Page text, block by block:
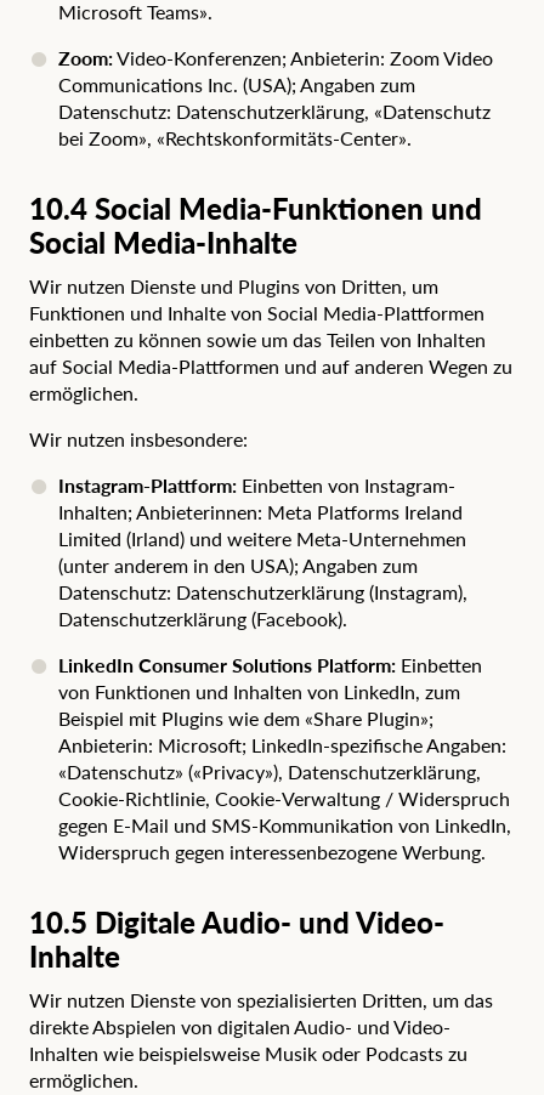
Microsoft Teams».
Zoom:Video-Konferenzen; Anbieterin: Zoom Video
Communications Inc. (USA); Angaben zum
Datenschutz: Datenschutzerklärung, «Datenschutz
bei Zoom», «Rechtskonformitäts-Center».
10.4 Social Media-Funktionen und
Social Media-Inhalte
Wir nutzen Dienste und Plugins von Dritten, um
Funktionen und Inhalte von Social Media-Plattformen
einbetten zu können sowie um das Teilen von Inhalten
auf Social Media-Plattformen und auf anderen Wegen zu
ermöglichen.
Wir nutzen insbesondere:
Instagram-Plattform: Einbetten von Instagram-
Inhalten; Anbieterinnen: Meta Platforms Ireland
Limited (Irland) und weitere Meta-Unternehmen
(unter anderem in den USA); Angaben zum
Datenschutz: Datenschutzerklärung (Instagram),
Datenschutzerklärung (Facebook).
LinkedIn Consumer Solutions Platform: Einbetten
von Funktionen und Inhalten von LinkedIn, zum
Beispiel mit Pluginswie dem «Share Plugin»;
Anbieterin: Microsoft; LinkedIn-spezifische Angaben:
«Datenschutz» («Privacy»), Datenschutzerklärung,
Cookie-Richtlinie, Cookie-Verwaltung / Widerspruch
gegen E-Mail und SMS-Kommunikation von LinkedIn,
Widerspruch gegen interessenbezogene Werbung.
10.5 Digitale Audio- und Video-
Inhalte
Wir nutzen Dienste von spezialisierten Dritten, um das
direkte Abspielen von digitalen Audio- und Video-
Inhalten wie beispielsweise Musik oder Podcasts zu
ermöglichen.